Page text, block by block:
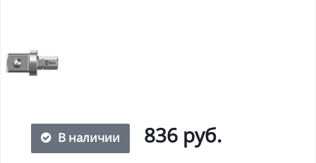
В наличии 836 руб.